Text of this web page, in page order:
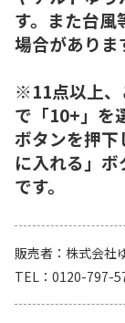
す。また台風
場合がありま
※11点以上、
で「10+」を
ボタンを押下
に入れる」
です。
販売者
株式会社
TEL
0120-797-